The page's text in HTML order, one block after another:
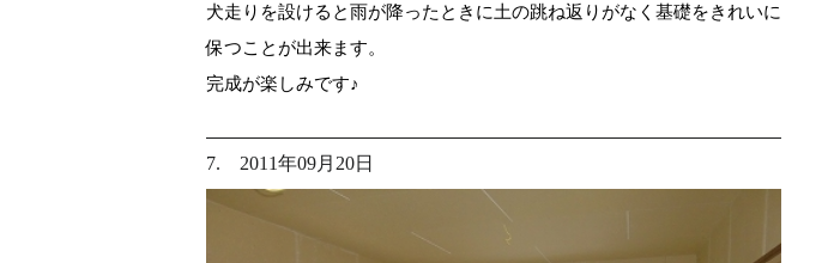
犬走りを設けると雨が降ったときに土の跳ね返りがなく基礎をきれいに
保つことが出来ます。
完成が楽しみです♪
7. 2011年09月20日